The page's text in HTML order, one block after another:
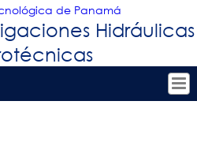
de Panamá
Hidráulicas